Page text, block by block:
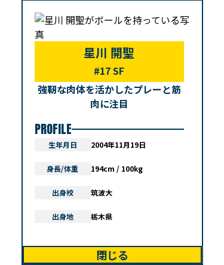
星川 開聖
#17 SF
強靭な肉体を活かしたプレーと筋
肉に注目
PROFILE
生年月日 2004年11月19日
身長/体重 194cm / 100kg
出身校 筑波大
出身地 栃木県
閉じる